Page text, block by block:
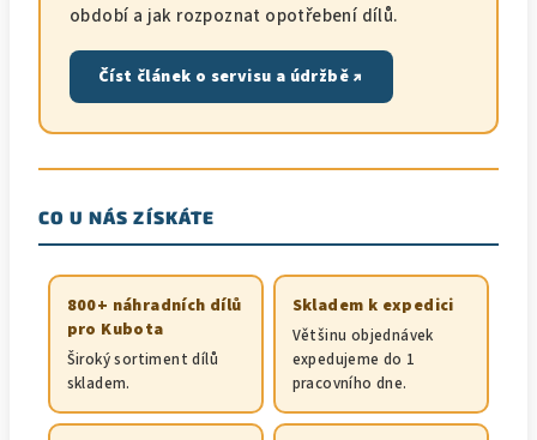
období a jak rozpoznat opotřebení dílů.
Číst článek o servisu a údržbě ↗
CO U NÁS ZÍSKÁTE
800+ náhradních dílů
pro Kubota
Široký sortiment dílů
skladem.
Skladem k expedici
Většinu objednávek
expedujeme do 1
pracovního dne.